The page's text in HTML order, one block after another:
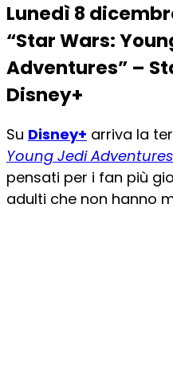
Lunedì 8
“Star Wars:
Adventures” –
Disney+
Su Disney+ arriva la
Young Jedi Adventures
pensati per i fan più
adulti che non hanno